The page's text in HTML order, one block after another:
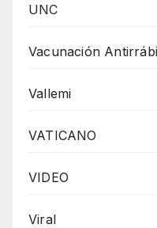
UNC
Vacunación
Vallemi
VATICANO
VIDEO
Viral